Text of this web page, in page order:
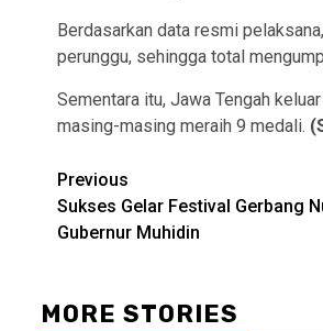
Berdasarkan data resmi
perunggu, sehingga total
Sementara itu, Jawa Tengah
masing-masing meraih 9 medali.
Continue
Reading
Previous
Sukses Gelar Festival Gerbang
Gubernur Muhidin
MORE STORIES